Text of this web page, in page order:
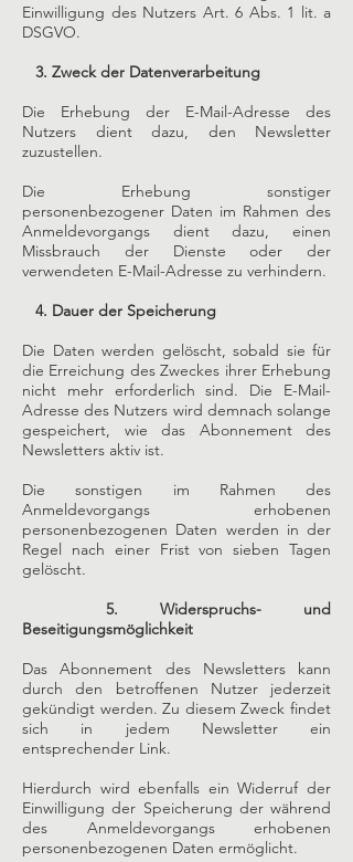
Einwilligung des Nutzers Art. 6 Abs. 1 lit. a
DSGVO.
3. Zweck der Datenverarbeitung
Die Erhebung der E-Mail-Adresse des
Nutzers dient dazu, den Newsletter
zuzustellen.
Die Erhebung sonstiger
personenbezogener Daten im Rahmen des
Anmeldevorgangs dient dazu, einen
Missbrauch der Dienste oder der
verwendeten E-Mail-Adresse zu verhindern.
4. Dauer der Speicherung
Die Daten werden gelöscht, sobald sie für
die Erreichung des Zweckes ihrer Erhebung
nicht mehr erforderlich sind. Die E-Mail-
Adresse des Nutzers wird demnach solange
gespeichert, wie das Abonnement des
Newsletters aktiv ist.
Die sonstigen im Rahmen des
Anmeldevorgangs erhobenen
personenbezogenen Daten werden in der
Regel nach einer Frist von sieben Tagen
gelöscht.
5. Widerspruchs- und
Beseitigungsmöglichkeit
Das Abonnement des Newsletters kann
durch den betroffenen Nutzer jederzeit
gekündigt werden. Zu diesem Zweck findet
sich in jedem Newsletter ein
entsprechender Link.
Hierdurch wird ebenfalls ein Widerruf der
Einwilligung der Speicherung der während
des Anmeldevorgangs erhobenen
personenbezogenen Daten ermöglicht.